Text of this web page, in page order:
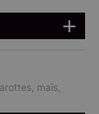
maïs,